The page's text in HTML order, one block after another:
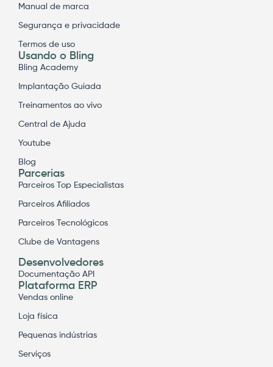
Manual de marca
Segurança e privacidade
Termos de uso
Usando o Bling
Bling Academy
Implantação Guiada
Treinamentos ao vivo
Central de Ajuda
Youtube
Blog
Parcerias
Parceiros Top Especialistas
Parceiros Afiliados
Parceiros Tecnológicos
Clube de Vantagens
Desenvolvedores
Documentação API
Plataforma ERP
Vendas online
Loja física
Pequenas indústrias
Serviços